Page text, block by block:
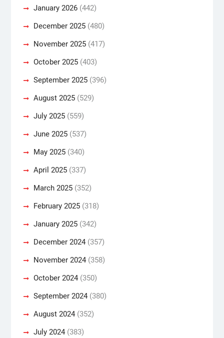
January 2026(442)
December 2025(480)
November 2025(417)
October 2025(403)
September 2025(396)
August 2025(529)
July 2025(559)
June 2025(537)
May 2025(340)
April 2025(337)
March 2025(352)
February 2025(318)
January 2025(342)
December 2024(357)
November 2024(358)
October 2024(350)
September 2024(380)
August 2024(352)
July 2024(383)